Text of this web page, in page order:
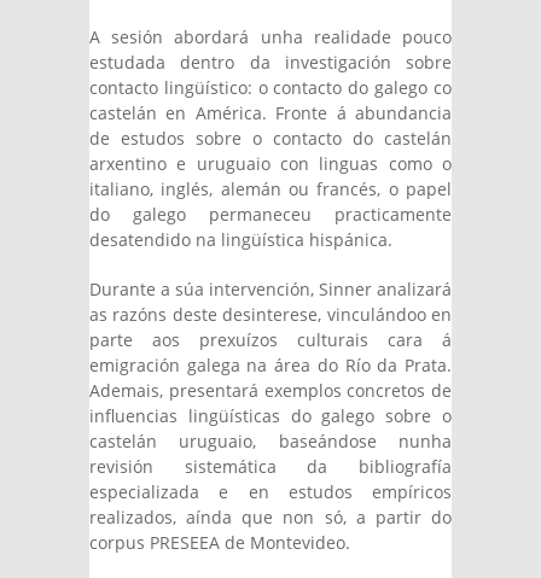
A sesión abordará unha realidade pouco
estudada dentro da investigación sobre
contacto lingüístico: o contacto do galego co
castelán en América. Fronte á abundancia
de estudos sobre o contacto do castelán
arxentino e uruguaio con linguas como o
italiano, inglés, alemán ou francés, o papel
do galego permaneceu practicamente
desatendido na lingüística hispánica.
Durante a súa intervención, Sinner analizará
as razóns deste desinterese, vinculándoo en
parte aos prexuízos culturais cara á
emigración galega na área do Río da Prata.
Ademais, presentará exemplos concretos de
influencias lingüísticas do galego sobre o
castelán uruguaio, baseándose nunha
revisión sistemática da bibliografía
especializada e en estudos empíricos
realizados, aínda que non só, a partir do
corpus PRESEEA de Montevideo.